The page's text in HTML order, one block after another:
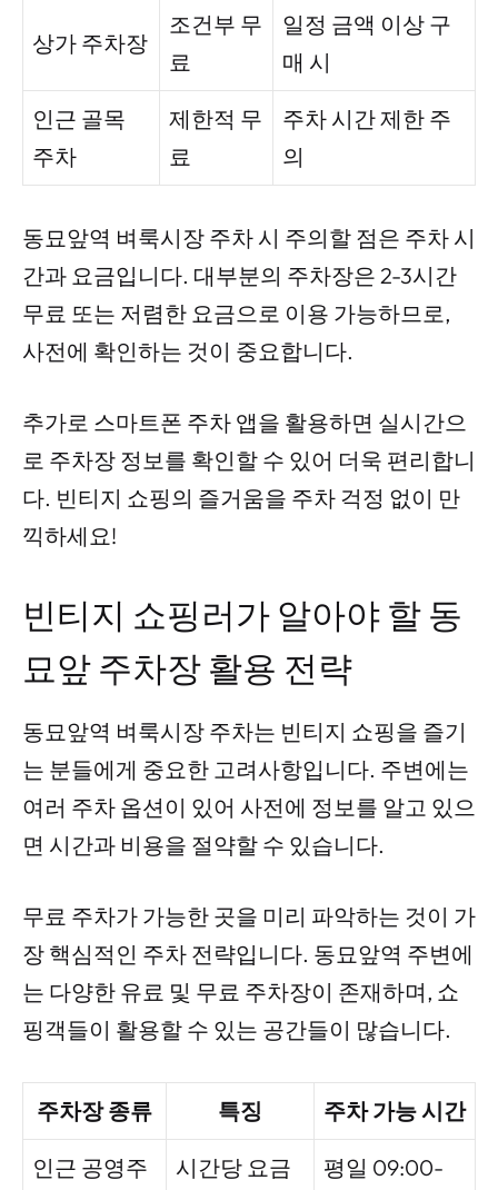
상가 주차장
조건부 무
료
일정 금액 이상 구
매 시
인근 골목
주차
제한적 무
료
주차 시간 제한 주
의
동묘앞역 벼룩시장 주차 시 주의할 점은 주차 시
간과 요금입니다. 대부분의 주차장은 2-3시간
무료 또는 저렴한 요금으로 이용 가능하므로,
사전에 확인하는 것이 중요합니다.
추가로 스마트폰 주차 앱을 활용하면 실시간으
로 주차장 정보를 확인할 수 있어 더욱 편리합니
다. 빈티지 쇼핑의 즐거움을 주차 걱정 없이 만
끽하세요!
빈티지 쇼핑러가 알아야 할 동
묘앞 주차장 활용 전략
동묘앞역 벼룩시장 주차는 빈티지 쇼핑을 즐기
는 분들에게 중요한 고려사항입니다. 주변에는
여러 주차 옵션이 있어 사전에 정보를 알고 있으
면 시간과 비용을 절약할 수 있습니다.
무료 주차가 가능한 곳을 미리 파악하는 것이 가
장 핵심적인 주차 전략입니다. 동묘앞역 주변에
는 다양한 유료 및 무료 주차장이 존재하며, 쇼
핑객들이 활용할 수 있는 공간들이 많습니다.
주차장 종류 특징 주차 가능 시간
인근 공영주
시간당 요금
평일 09:00-